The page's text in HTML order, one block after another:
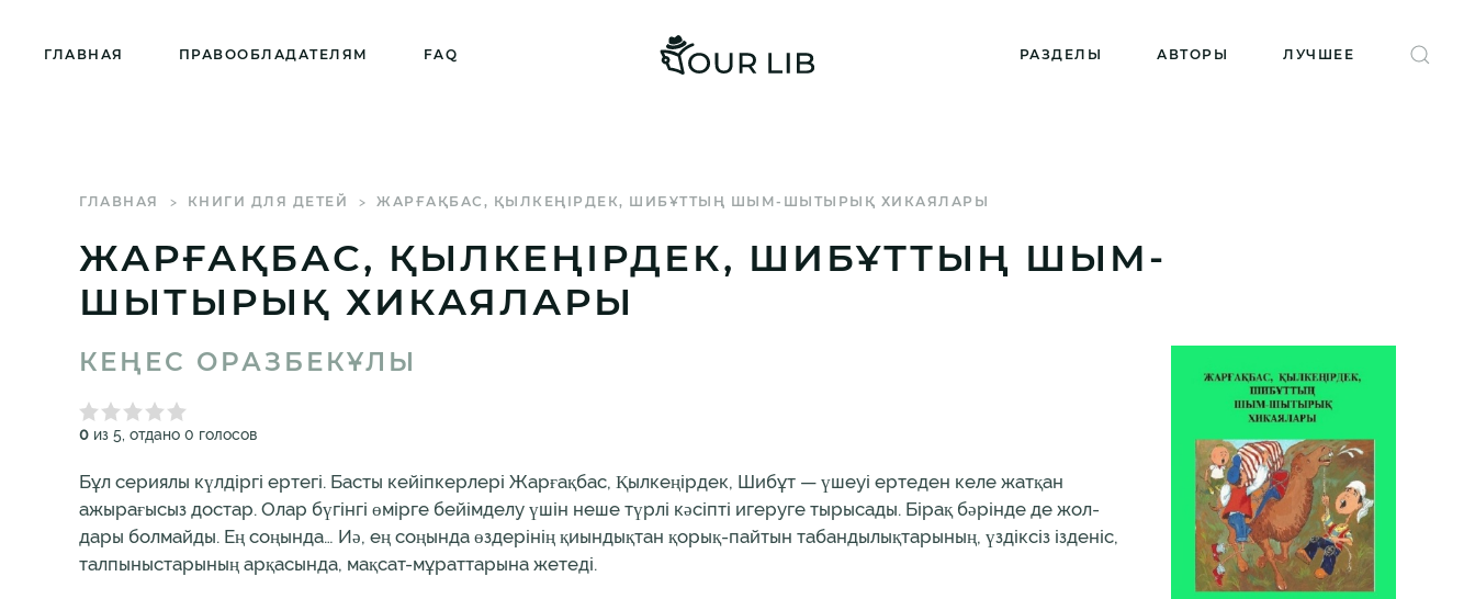
ГЛАВНАЯ ПРАВООБЛАДАТЕЛЯМ FAQ РАЗДЕЛЫ АВТОРЫ ЛУЧШЕЕ
ГЛАВНАЯ КНИГИ ДЛЯ ДЕТЕЙ ЖАРҒАҚБАС, ҚЫЛКЕҢІРДЕК, ШИБҰТТЫҢ ШЫМ-ШЫТЫРЫҚ ХИКАЯЛАРЫ
ЖАРҒАҚБАС, ҚЫЛКЕҢІРДЕК, ШИБҰТТЫҢ ШЫМ-
ШЫТЫРЫҚ ХИКАЯЛАРЫ
КЕҢЕС ОРАЗБЕКҰЛЫ
0 из 5, отдано 0 голосов
Бұл сериялы күлдіргі ертегі. Басты кейіпкерлері Жарғақбас, Қылкеңірдек, Шибұт — үшеуі ертеден келе жатқан
ажырағысыз достар. Олар бүгінгі өмірге бейімделу үшін неше түрлі кәсіпті игеруге тырысады. Бірақ бәрінде де жол-
дары болмайды. Ең соңында… Иә, ең соңында өздерінің қиындықтан қорық-пайтын табандылықтарының, үздіксіз ізденіс,
талпыныстарының арқасында, мақсат-мұраттарына жетеді.